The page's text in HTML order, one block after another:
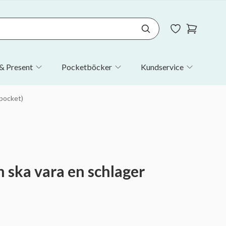
Present Pocketböcker Kundservice
vara en schlager